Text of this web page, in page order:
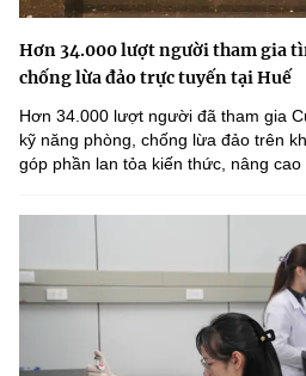
Hơn 34.000 lượt người tham gia
chống lừa đảo trực tuyến tại Huế
Hơn 34.000 lượt người đã tham gia
kỹ năng phòng, chống lừa đảo trên
góp phần lan tỏa kiến thức, nâng cao